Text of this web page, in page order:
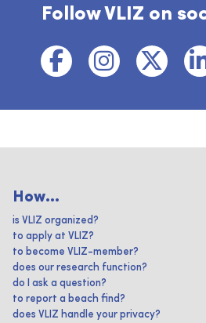
Follow VLIZ on
How...
is VLIZ organized?
to apply at VLIZ?
to become VLIZ-member?
does our research function?
do I ask a question?
to report a beach find?
does VLIZ handle your privacy?